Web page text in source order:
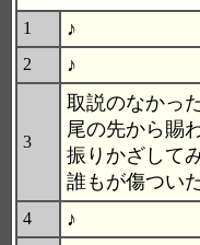
1 ♪
2 ♪
3
取説のなかっ
尾の先から賜
振りかざして
誰もが傷つい
4 ♪